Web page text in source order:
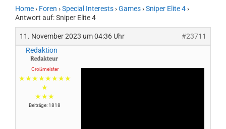
Home› Foren ›Special Interests›Games›Sniper Elite 4›
Antwort auf: Sniper Elite 4
11. November 2023 um 04:36 Uhr
#23711
Redaktion
Großmeister
★★★★★★★★
★
★★★
Beiträge: 1818